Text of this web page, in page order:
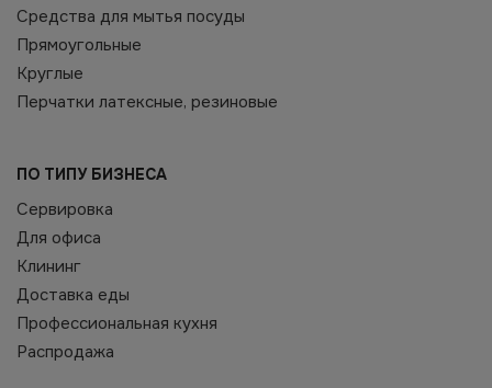
Средства для мытья посуды
Прямоугольные
Круглые
Перчатки латексные, резиновые
ПО ТИПУ БИЗНЕСА
Сервировка
Для офиса
Клининг
Доставка еды
Профессиональная кухня
Распродажа